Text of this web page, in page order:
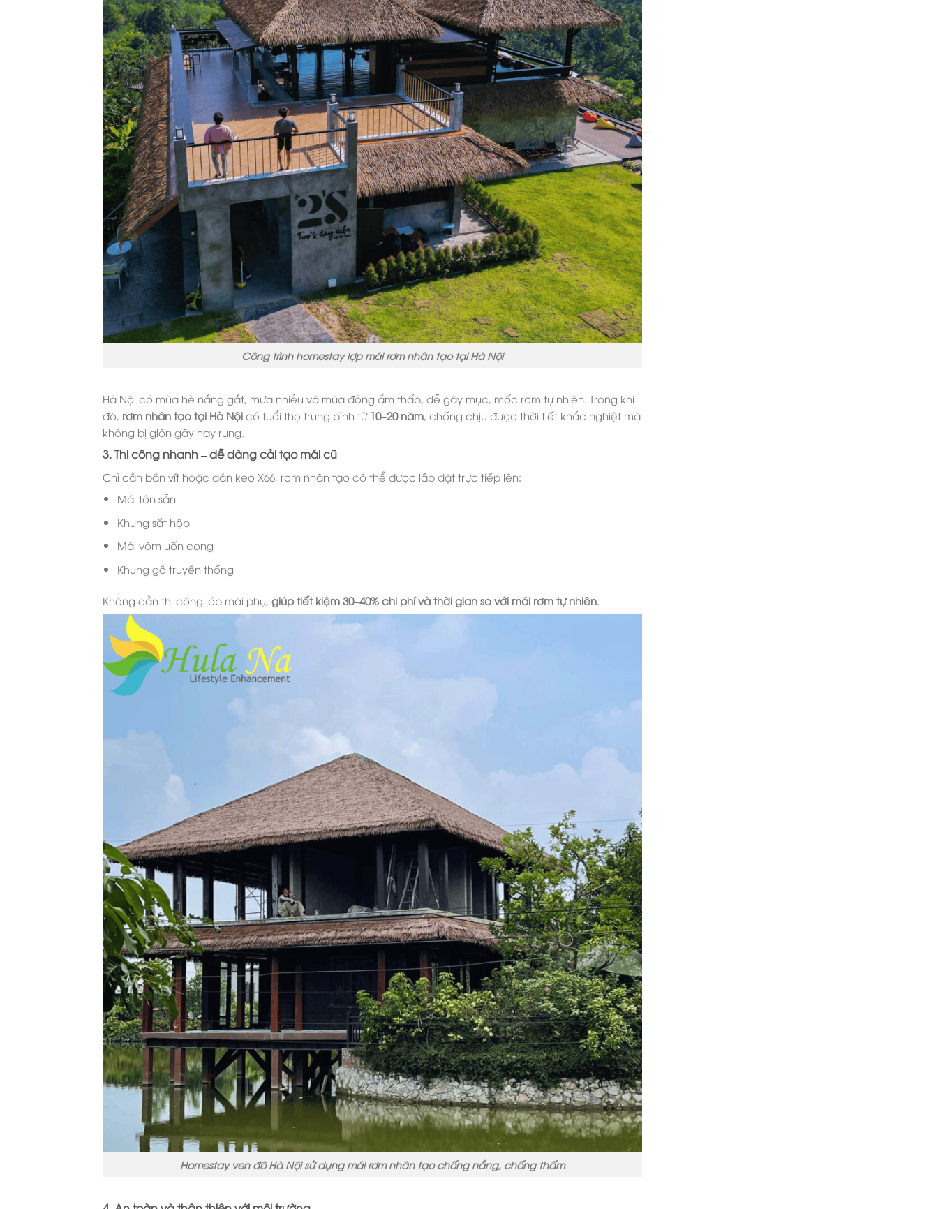
Công trình homestay lợp mái rơm nhân tạo tại Hà Nội
Hà Nội có mùa hè nắng gắt, mưa nhiều và mùa đông ẩm thấp, dễ gây mục, mốc rơm tự nhiên. Trong khi
đó, rơm nhân tạo tại Hà Nội có tuổi thọ trung bình từ 10–20 năm , chống chịu được thời tiết khắc nghiệt mà
không bị giòn gãy hay rụng.
3. Thi công nhanh – dễ dàng cải tạo mái cũ
Chỉ cần bắn vít hoặc dán keo X66, rơm nhân tạo có thể được lắp đặt trực tiếp lên:
Mái tôn sẵn
Khung sắt hộp
Mái vòm uốn cong
Khung gỗ truyền thống
Không cần thi công lớp mái phụ, giúp tiết kiệm 30–40% chi phí và thời gian so với mái rơm tự nhiên
Homestay ven đô Hà Nội sử dụng mái rơm nhân tạo chống nắng, chống thấm